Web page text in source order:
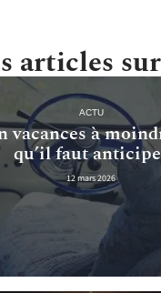
articles
ACTU
vacances à
qu’il faut
12 mars 2026